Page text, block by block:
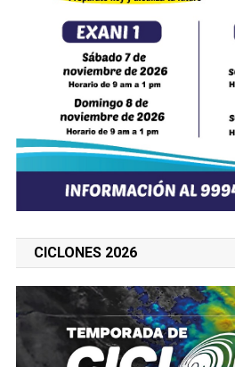
CICLONES 2026